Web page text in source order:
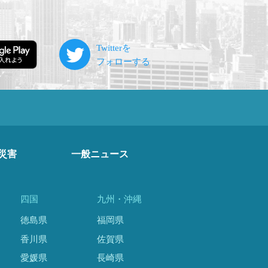
害 一般ニュース
四国
徳島県
香川県
愛媛県
九州・沖縄
福岡県
佐賀県
長崎県